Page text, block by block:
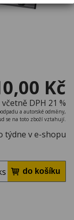
Kč
včetně DPH 21 %
a autorské odměny,
se na toto zboží vztahují.
týdne v e-shopu